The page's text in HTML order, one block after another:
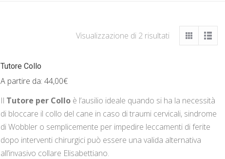
Visualizzazione di 2 risultati
Tutore Collo
A partire da: 44,00€
Il Tutore per Colloè l’ausilio ideale quando si ha la necessità
di bloccare il collo del cane in caso di traumi cervicali, sindrome
di Wobbler o semplicemente per impedire leccamenti di ferite
dopo interventi chirurgici può essere una valida alternativa
all’invasivo collare Elisabettiano.